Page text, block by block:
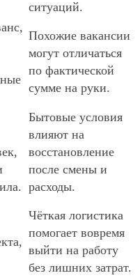
ситуаций.
Похожие вакансии
могут отличаться
по фактической
сумме на руки.
Бытовые условия
влияют на
восстановление
после смены и
расходы.
Чёткая логистика
помогает вовремя
выйти на работу
без лишних затрат.